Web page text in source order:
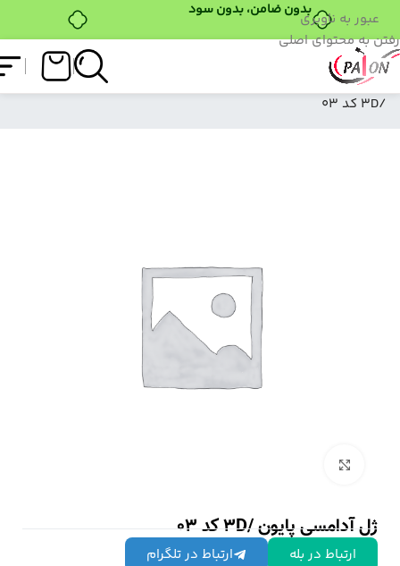
بدون ضامن، بدون سودعبور به ناوبری
رفتن به محتوای اصلی
فروشگاه
ژل آدامسی پایون
/3D کد 03
ژل آدامسی پایون /3D کد 03
ارتباط در بله ارتباط در تلگرام